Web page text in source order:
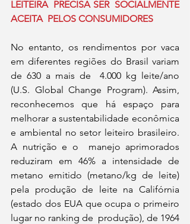
LEITEIRA  PRECISA SER  SOCIALMENTE
ACEITA  PELOS CONSUMIDORES
No entanto, os rendimentos por vaca
em diferentes regiões do Brasil variam
de 630 a mais de  4.000 kg leite/ano
(U.S. Global Change Program). Assim,
reconhecemos que há espaço para
melhorar a sustentabilidade econômica
e ambiental no setor leiteiro brasileiro.
A nutrição e o  manejo aprimorados
reduziram em 46% a intensidade de
metano emitido (metano/kg de leite)
pela produção de leite na Califórnia
(estado dos EUA que ocupa o primeiro
lugar no ranking de  produção), de 1964